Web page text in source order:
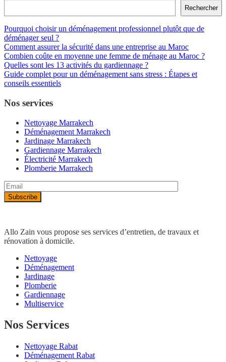
Rechercher
Pourquoi choisir un déménagement professionnel plutôt que de
déménager seul ?
Comment assurer la sécurité dans une entreprise au Maroc
Combien coûte en moyenne une femme de ménage au Maroc ?
Quelles sont les 13 activités du gardiennage ?
Guide complet pour un déménagement sans stress : Étapes et
conseils essentiels
Nos services
Nettoyage Marrakech
Déménagement Marrakech
Jardinage Marrakech
Gardiennage Marrakech
Électricité Marrakech
Plomberie Marrakech
Allo Zain vous propose ses services d’entretien, de travaux et
rénovation à domicile.
Nettoyage
Déménagement
Jardinage
Plomberie
Gardiennage
Multiservice
Nos Services
Nettoyage Rabat
Déménagement Rabat